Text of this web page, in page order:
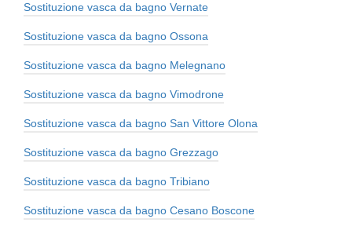
Sostituzione vasca da bagno Vernate
Sostituzione vasca da bagno Ossona
Sostituzione vasca da bagno Melegnano
Sostituzione vasca da bagno Vimodrone
Sostituzione vasca da bagno San Vittore Olona
Sostituzione vasca da bagno Grezzago
Sostituzione vasca da bagno Tribiano
Sostituzione vasca da bagno Cesano Boscone